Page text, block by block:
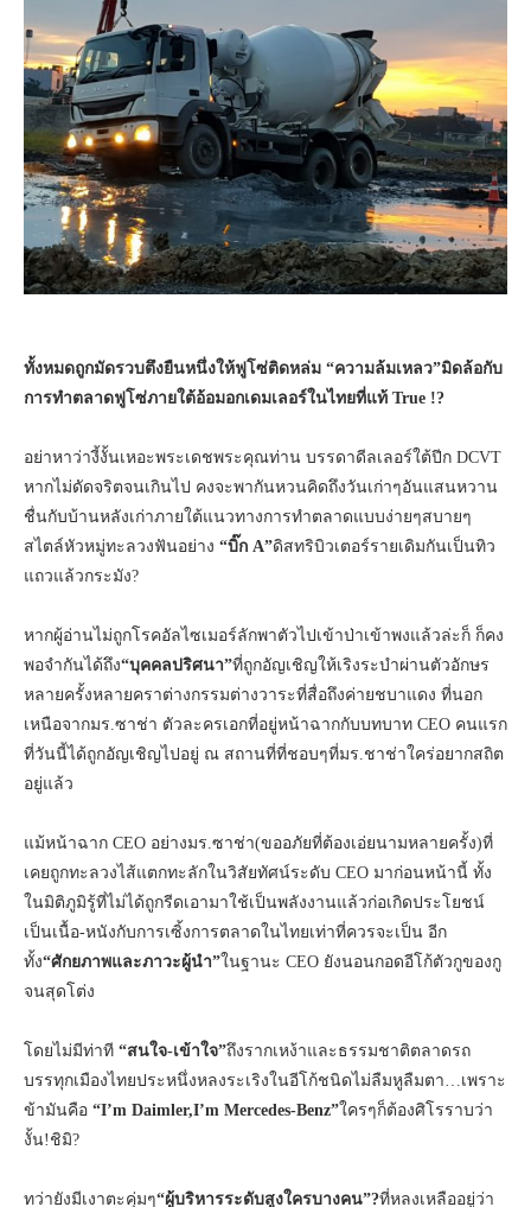
ทั้งหมดถูกมัดรวบตึงยืนหนึ่งให้ฟูโซ่ติดหล่ม “ความล้มเหลว”มิดล้อกับ
การทำตลาดฟูโซ่ภายใต้อ้อมอกเดมเลอร์ในไทยที่แท้ True !?
อย่าหาว่างี้งั้นเหอะพระเดชพระคุณท่าน บรรดาดีลเลอร์ใต้ปีก DCVT
หากไม่ดัดจริตจนเกินไป คงจะพากันหวนคิดถึงวันเก่าๆอันแสนหวาน
ชื่นกับบ้านหลังเก่าภายใต้แนวทางการทำตลาดแบบง่ายๆสบายๆ
สไตล์หัวหมู่ทะลวงฟันอย่าง “บิ๊ก A”ดิสทริบิวเตอร์รายเดิมกันเป็นทิว
แถวแล้วกระมัง?
หากผู้อ่านไม่ถูกโรคอัลไซเมอร์ลักพาตัวไปเข้าป่าเข้าพงแล้วล่ะก็ ก็คง
พอจำกันได้ถึง“บุคคลปริศนา”ที่ถูกอัญเชิญให้เริงระบำผ่านตัวอักษร
หลายครั้งหลายคราต่างกรรมต่างวาระที่สื่อถึงค่ายชบาแดง ที่นอก
เหนือจากมร.ซาช่า ตัวละครเอกที่อยู่หน้าฉากกับบทบาท CEO คนแรก
ที่วันนี้ได้ถูกอัญเชิญไปอยู่ ณ สถานที่ที่ชอบๆที่มร.ชาช่าใคร่อยากสถิต
อยู่แล้ว
แม้หน้าฉาก CEO อย่างมร.ซาช่า(ขออภัยที่ต้องเอ่ยนามหลายครั้ง)ที่
เคยถูกทะลวงไส้แตกทะลักในวิสัยทัศน์ระดับ CEO มาก่อนหน้านี้ ทั้ง
ในมิติภูมิรู้ที่ไม่ได้ถูกรีดเอามาใช้เป็นพลังงานแล้วก่อเกิดประโยชน์
เป็นเนื้อ-หนังกับการเซิ้งการตลาดในไทยเท่าที่ควรจะเป็น อีก
ทั้ง“ศักยภาพและภาวะผู้นำ”ในฐานะ CEO ยังนอนกอดอีโก้ตัวกูของกู
จนสุดโต่ง
โดยไม่มีท่าที “สนใจ-เข้าใจ”ถึงรากเหง้าและธรรมชาติตลาดรถ
บรรทุกเมืองไทยประหนึ่งหลงระเริงในอีโก้ชนิดไม่ลืมหูลืมตา…เพราะ
ข้ามันคือ “I’m Daimler,I’m Mercedes-Benz”ใครๆก็ต้องศิโรราบว่า
งั้น!ชิมิ?
ทว่ายังมีเงาตะคุ่มๆ“ผู้บริหารระดับสูงใครบางคน”?ที่หลงเหลืออยู่ว่า